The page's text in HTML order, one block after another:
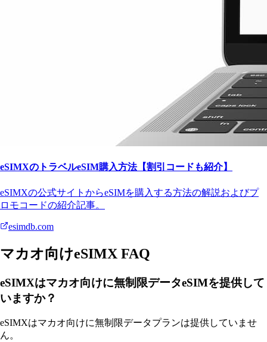
eSIMXのトラベルeSIM購入方法【割引コードも紹介】
eSIMXの公式サイトからeSIMを購入する方法の解説およびプ
ロモコードの紹介記事。
esimdb.com
マカオ向けeSIMX FAQ
eSIMXはマカオ向けに無制限データeSIMを提供して
いますか？
eSIMXはマカオ向けに無制限データプランは提供していませ
ん。